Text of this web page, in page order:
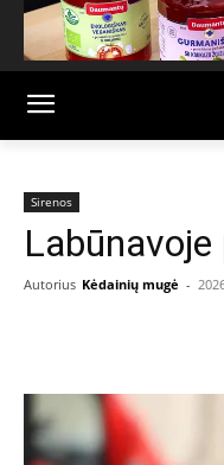
Sirenos
Autorius Kėdainių mugė -